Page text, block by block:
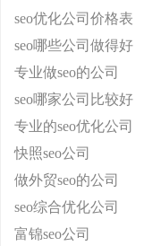
seo优化公司价格表
seo哪些公司做得好
专业做seo的公司
seo哪家公司比较好
专业的seo优化公司
快照seo公司
做外贸seo的公司
seo综合优化公司
富锦seo公司